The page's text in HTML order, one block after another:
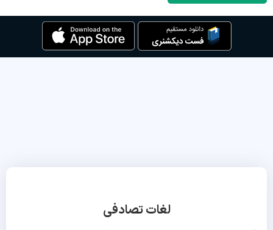
لغات تصادفی